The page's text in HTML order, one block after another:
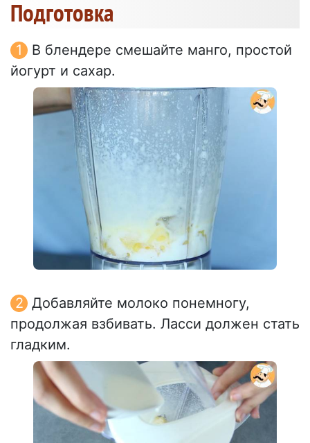
Подготовка
В блендере смешайте манго, простой
йогурт и сахар.
Добавляйте молоко понемногу,
продолжая взбивать. Ласси должен стать
гладким.